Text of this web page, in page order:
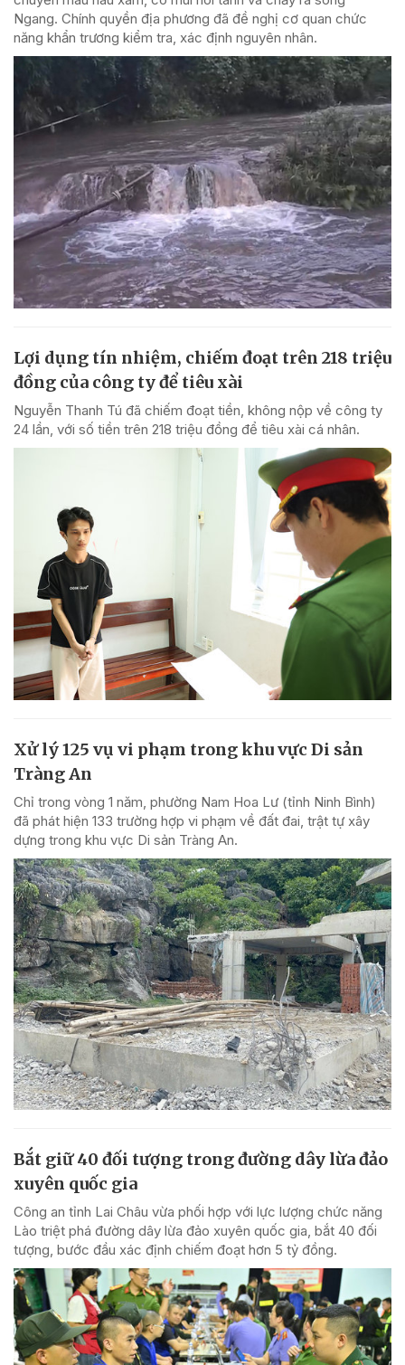
Ngang. Chính quyền địa phương đã đề nghị cơ quan chức
năng khẩn trương kiểm tra, xác định nguyên nhân.
Lợi dụng tín nhiệm, chiếm đoạt trên 218 triệu
đồng của công ty để tiêu xài
Nguyễn Thanh Tú đã chiếm đoạt tiền, không nộp về công ty
24 lần, với số tiền trên 218 triệu đồng để tiêu xài cá nhân.
Xử lý 125 vụ vi phạm trong khu vực Di sản
Tràng An
Chỉ trong vòng 1 năm, phường Nam Hoa Lư (tỉnh Ninh Bình)
đã phát hiện 133 trường hợp vi phạm về đất đai, trật tự xây
dựng trong khu vực Di sản Tràng An.
Bắt giữ 40 đối tượng trong đường dây lừa đảo
xuyên quốc gia
Công an tỉnh Lai Châu vừa phối hợp với lực lượng chức năng
Lào triệt phá đường dây lừa đảo xuyên quốc gia, bắt 40 đối
tượng, bước đầu xác định chiếm đoạt hơn 5 tỷ đồng.